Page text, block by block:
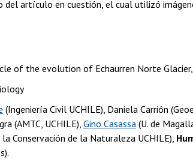
del artículo en cuestión, el cual utilizó
of the evolution of Echaurren Norte
(Ingeniería Civil UCHILE), Daniela Carrión
(AMTC, UCHILE), Gino Casassa (U. de
Conservación de la Naturaleza UCHILE),